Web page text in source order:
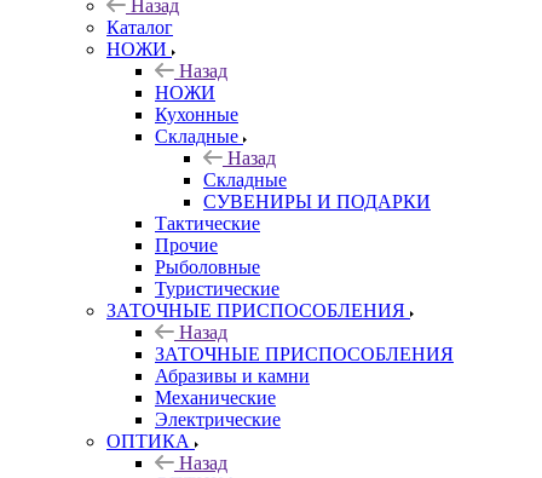
Назад
Каталог
НОЖИ
Назад
НОЖИ
Кухонные
Складные
Назад
Складные
СУВЕНИРЫ И ПОДАРКИ
Тактические
Прочие
Рыболовные
Туристические
ЗАТОЧНЫЕ ПРИСПОСОБЛЕНИЯ
Назад
ЗАТОЧНЫЕ ПРИСПОСОБЛЕНИЯ
Абразивы и камни
Механические
Электрические
ОПТИКА
Назад